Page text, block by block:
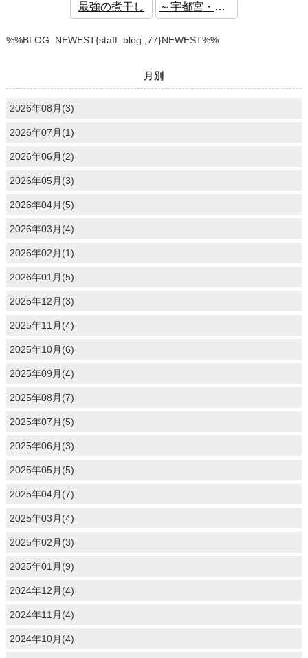
最強の煮干し ～宇都宮・地域の歴史を感じる2日目 (∩´∀｀)∩～
%%BLOG_NEWEST{staff_blog:,77}NEWEST%%
月別
2026年08月(3)
2026年07月(1)
2026年06月(2)
2026年05月(3)
2026年04月(5)
2026年03月(4)
2026年02月(1)
2026年01月(5)
2025年12月(3)
2025年11月(4)
2025年10月(6)
2025年09月(4)
2025年08月(7)
2025年07月(5)
2025年06月(3)
2025年05月(5)
2025年04月(7)
2025年03月(4)
2025年02月(3)
2025年01月(9)
2024年12月(4)
2024年11月(4)
2024年10月(4)